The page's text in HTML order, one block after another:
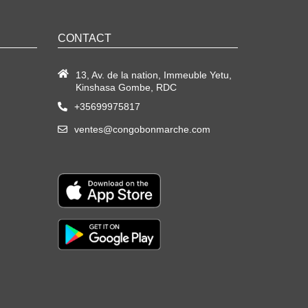
CONTACT
13, Av. de la nation, Immeuble Yetu,
Kinshasa Gombe, RDC
+35699975817
ventes@congobonmarche.com